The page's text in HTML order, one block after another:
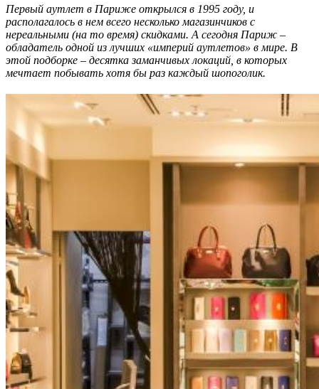
Первый аутлет в Париже открылся в 1995 году, и
располагалось в нем всего несколько магазинчиков с
нереальными (на то время) скидками. А сегодня Париж –
обладатель одной из лучших «империй аутлетов» в мире. В
этой подборке – десятка заманчивых локаций, в которых
мечтает побывать хотя бы раз каждый шопоголик.